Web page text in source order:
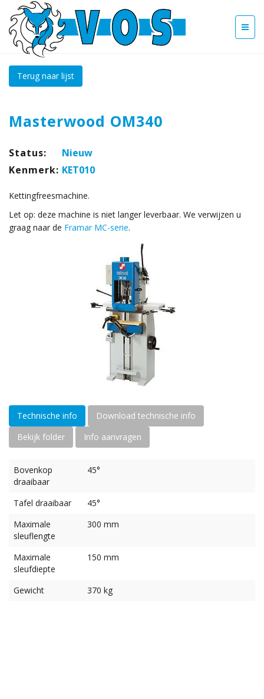
Terug naar lijst
Masterwood OM340
Status:
Nieuw
Kenmerk: KET010
Kettingfreesmachine.
Let op: deze machine is niet langer leverbaar. We verwijzen u
graag naar de Framar MC-serie.
Technische info
Download technische info
Bekijk folder
Info aanvragen
Bovenkop
draaibaar
45°
Tafel draaibaar
45°
Maximale
sleuflengte
300 mm
Maximale
sleufdiepte
150 mm
Gewicht 370 kg